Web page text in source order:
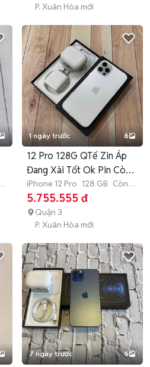
P. Xuân Hòa mới
1 ngày trước 6
12 Pro 128G QTế Zin Áp
Đang Xài Tốt Ok Pin Còn
93%
iPhone 12 Pro 128 GB Còn
bảo hành
5.755.555 đ
Quận 3
P. Xuân Hòa mới
7 ngày trước 6